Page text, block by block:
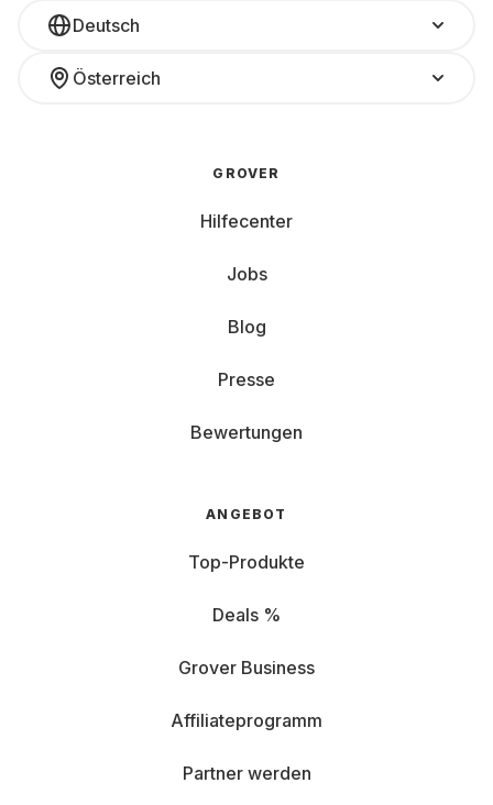
Deutsch
Österreich
GROVER
Hilfecenter
Jobs
Blog
Presse
Bewertungen
ANGEBOT
Top-Produkte
Deals %
Grover Business
Affiliateprogramm
Partner werden